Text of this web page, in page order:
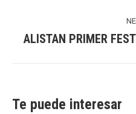
ALISTAN PRIMER
Te puede interesar